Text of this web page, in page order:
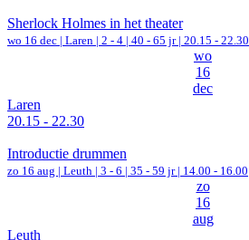
Sherlock Holmes in het theater
wo 16 dec | Laren | 2 - 4 | 40 - 65 jr | 20.15 - 22.30
wo
16
dec
Laren
20.15 - 22.30
Introductie drummen
zo 16 aug | Leuth | 3 - 6 | 35 - 59 jr | 14.00 - 16.00
zo
16
aug
Leuth